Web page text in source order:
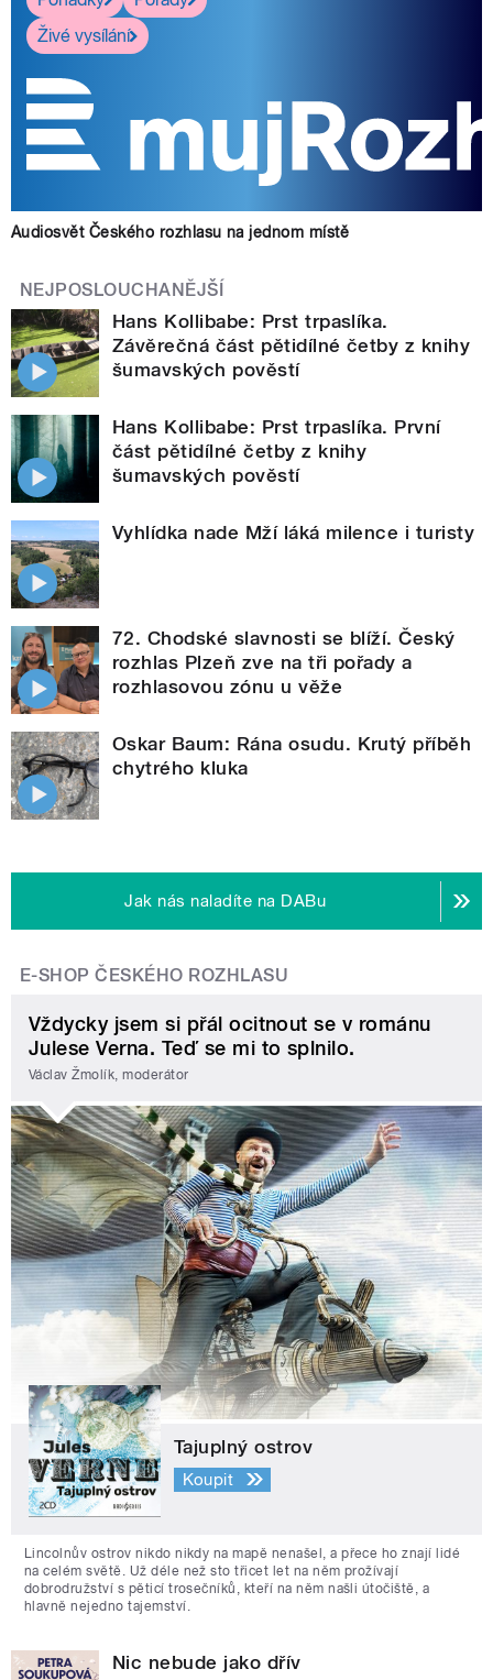
Živé vysílání
Audiosvět Českého rozhlasu na jednom místě
NEJPOSLOUCHANĚJŠÍ
Hans Kollibabe: Prst trpaslíka.
Závěrečná část pětidílné četby z knihy
šumavských pověstí
Hans Kollibabe: Prst trpaslíka. První
část pětidílné četby z knihy
šumavských pověstí
Vyhlídka nade Mží láká milence i turisty
72. Chodské slavnosti se blíží. Český
rozhlas Plzeň zve na tři pořady a
rozhlasovou zónu u věže
Oskar Baum: Rána osudu. Krutý příběh
chytrého kluka
Jak nás naladíte na DABu
E-SHOP ČESKÉHO ROZHLASU
Vždycky jsem si přál ocitnout se v románu
Julese Verna. Teď se mi to splnilo.
Václav Žmolík, moderátor
Tajuplný ostrov
Koupit
Lincolnův ostrov nikdo nikdy na mapě nenašel, a přece ho znají lidé
na celém světě. Už déle než sto třicet let na něm prožívají
dobrodružství s pěticí trosečníků, kteří na něm našli útočiště, a
hlavně nejedno tajemství.
Nic nebude jako dřív